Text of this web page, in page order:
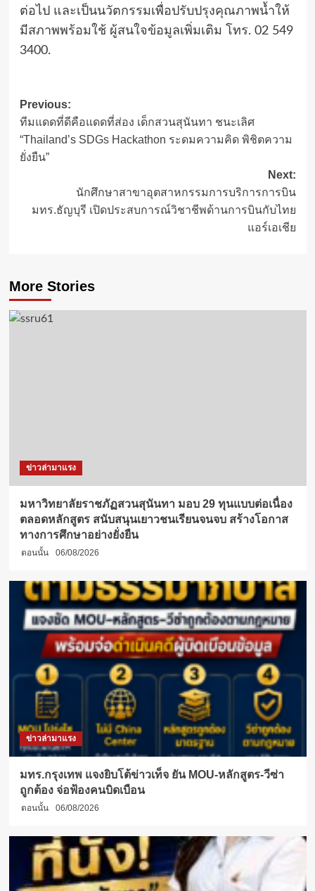
ต่อไป และเป็นนวัตกรรมเพื่อปรับปรุงคุณภาพน้ำให้
มีสภาพพร้อมใช้ ผู้สนใจข้อมูลเพิ่มเติม โทร. 02 549
3400.
Post
navigation
Previous:
ทีมแดดที่ดีคือแดดที่ส่อง เด็กสวนสุนันทา ชนะเลิศ
“Thailand’s SDGs Hackathon ระดมความคิด พิชิตความ
ยั่งยืน”
Next:
นักศึกษาสาขาอุตสาหกรรมการบริการการบิน
มทร.ธัญบุรี เปิดประสบการณ์วิชาชีพด้านการบินกับไทย
แอร์เอเชีย
More Stories
ข่าวล่ามาแรง
มหาวิทยาลัยราชภัฏสวนสุนันทา มอบ 29 ทุนแบบต่อเนื่อง
ตลอดหลักสูตร สนับสนุนเยาวชนเรียนจนจบ สร้างโอกาส
ทางการศึกษาอย่างยั่งยืน
ตอนนั้น 06/08/2026
ข่าวล่ามาแรง
มทร.กรุงเทพ แจงยิบโต้ข่าวเท็จ ยัน MOU-หลักสูตร-วีซ่า
ถูกต้อง จ่อฟ้องคนบิดเบือน
ตอนนั้น 06/08/2026